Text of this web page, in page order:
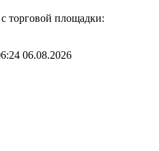
торговой площадки:
06.08.2026